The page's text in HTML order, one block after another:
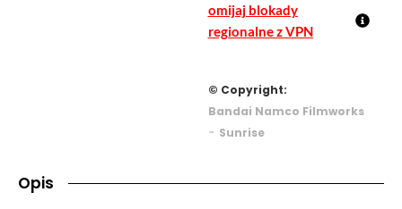
omijaj blokady
regionalne z VPN
© Copyright:
Bandai Namco Filmworks
- Sunrise
Opis